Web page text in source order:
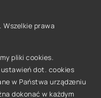
prawa
pliki cookies.
dot. cookies
w Państwa urządzeniu
dokonać w każdym